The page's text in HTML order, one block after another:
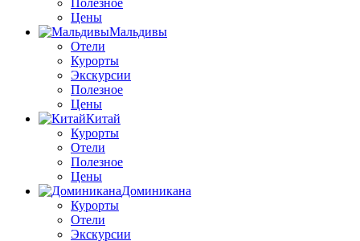
Цены
Мальдивы
Отели
Курорты
Экскурсии
Полезное
Цены
Китай
Курорты
Отели
Полезное
Цены
Доминикана
Курорты
Отели
Экскурсии